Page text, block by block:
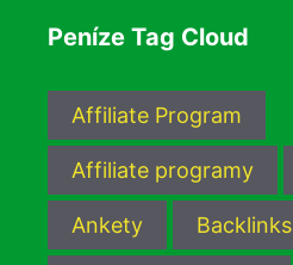
Peníze Tag Cloud
Affiliate Program
Affiliate programy
Ankety Backlinks